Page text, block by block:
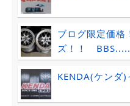
ブログ限定価
ズ！！
KENDA(ケンダ)